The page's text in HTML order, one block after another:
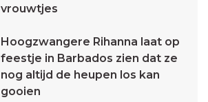
vrouwtjes
Hoogzwangere Rihanna laat op
feestje in Barbados zien dat ze
nog altijd de heupen los kan
gooien